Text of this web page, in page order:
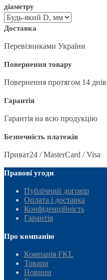
діаметру
Доставка
Перевізниками України
Повернення товару
Повернення протягом 14 днів
Гарантія
Гарантія на всю продукцію
Безпечність платежів
Приват24 / MasterCard / Visa
Правові угоди
Публічний договір
Оплата і доставка
Конфіденційність
Гарантія
Про компанію
Компанія FKL
Товари
Новини